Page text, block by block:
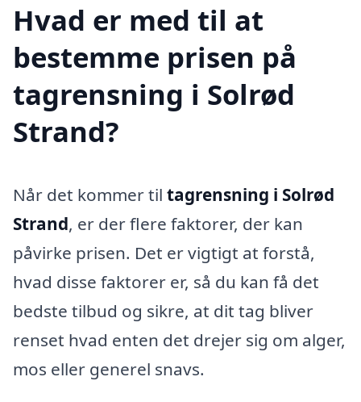
Hvad er med til at
bestemme prisen på
tagrensning i Solrød
Strand?
Når det kommer til tagrensning i Solrød
Strand, er der flere faktorer, der kan
påvirke prisen. Det er vigtigt at forstå,
hvad disse faktorer er, så du kan få det
bedste tilbud og sikre, at dit tag bliver
renset hvad enten det drejer sig om alger,
mos eller generel snavs.